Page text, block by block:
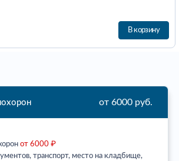
В корзину
от 6000 руб.
от 6000 ₽
транспорт, место на кладбище,